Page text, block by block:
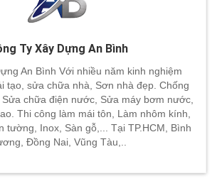
Ty Xây Dựng An Bình
An Bình Với nhiều năm kinh nghiệm
tạo, sửa chữa nhà, Sơn nhà đẹp. Chống
chữa điện nước, Sửa máy bơm nước,
Thi công làm mái tôn, Làm nhôm kính,
tường, Inox, Sàn gỗ,... Tại TP.HCM, Bình
Đồng Nai, Vũng Tàu,..